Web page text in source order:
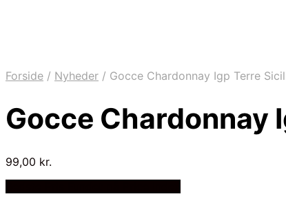
Forside / Nyheder / Gocce Chardonnay Igp Terre
Gocce Chardonnay
99,00 kr.